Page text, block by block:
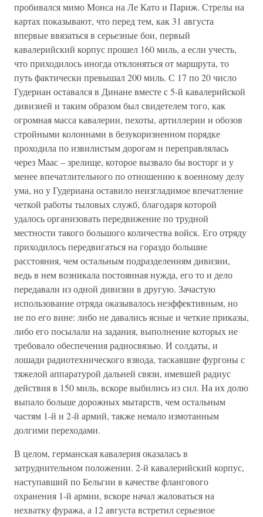
пробивался мимо Монса на Ле Като и Париж. Стрелы на
картах показывают, что перед тем, как 31 августа
впервые ввязаться в серьезные бои, первый
кавалерийский корпус прошел 160 миль, а если учесть,
что приходилось иногда отклоняться от маршрута, то
путь фактически превышал 200 миль. С 17 по 20 число
Гудериан оставался в Динане вместе с 5-й кавалерийской
дивизией и таким образом был свидетелем того, как
огромная масса кавалерии, пехоты, артиллерии и обозов
стройными колоннами в безукоризненном порядке
проходила по извилистым дорогам и переправлялась
через Маас – зрелище, которое вызвало бы восторг и у
менее впечатлительного по отношению к военному делу
ума, но у Гудериана оставило неизгладимое впечатление
четкой работы тыловых служб, благодаря которой
удалось организовать передвижение по трудной
местности такого большого количества войск. Его отряду
приходилось передвигаться на гораздо большие
расстояния, чем остальным подразделениям дивизии,
ведь в нем возникала постоянная нужда, его то и дело
передавали из одной дивизии в другую. Зачастую
использование отряда оказывалось неэффективным, но
не по его вине: либо не давались ясные и четкие приказы,
либо его посылали на задания, выполнение которых не
требовало обеспечения радиосвязью. И солдаты, и
лошади радиотехнического взвода, таскавшие фургоны с
тяжелой аппаратурой дальней связи, имевшей радиус
действия в 150 миль, вскоре выбились из сил. На их долю
выпало больше дорожных мытарств, чем остальным
частям 1-й и 2-й армий, также немало измотанным
долгими переходами.
В целом, германская кавалерия оказалась в
затруднительном положении. 2-й кавалерийский корпус,
наступавший по Бельгии в качестве флангового
охранения 1-й армии, вскоре начал жаловаться на
нехватку фуража, а 12 августа встретил серьезное